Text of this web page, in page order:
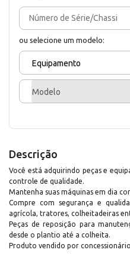
ou selecione um modelo:
Equipamento
Modelo
Descrição
Você está adquirindo peças e
controle de qualidade.
Mantenha suas máquinas em dia
Compre com segurança e
agrícola, tratores, colheitadeiras
Peças de reposição para
desde o plantio até a colheita.
Produto vendido por